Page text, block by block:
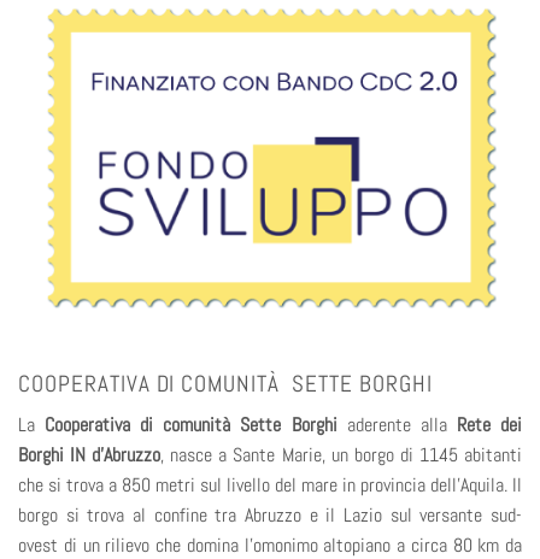
COOPERATIVA DI COMUNITÀ SETTE BORGHI
La Cooperativa di comunità Sette Borghi aderente alla Rete dei
Borghi IN d’Abruzzo, nasce a Sante Marie, un borgo di 1145 abitanti
che si trova a 850 metri sul livello del mare in provincia dell’Aquila. Il
borgo si trova al confine tra Abruzzo e il Lazio sul versante sud-
ovest di un rilievo che domina l’omonimo altopiano a circa 80 km da